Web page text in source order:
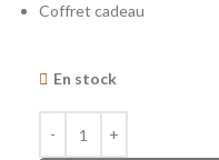
Coffret cadeau
En stock